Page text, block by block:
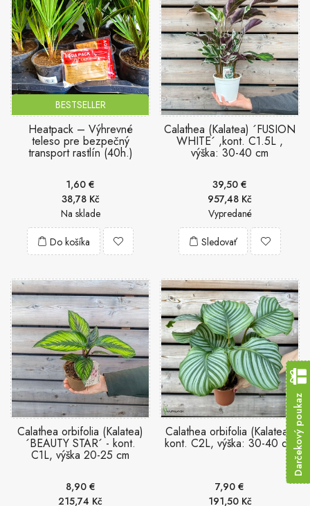
Darčekový poukaz
BESTSELLER
Heatpack – Výhrevné
teleso pre bezpečný
transport rastlín (40h.)
1,60 €
38,78 Kč
Na sklade
Do košíka
Calathea (Kalatea) ´FUSION
WHITE´ ,kont. C1.5L ,
výška: 30-40 cm
39,50 €
957,48 Kč
Vypredané
Sledovať
Calathea orbifolia (Kalatea)
´BEAUTY STAR´ - kont.
C1L, výška 20-25 cm
8,90 €
215,74 Kč
Calathea orbifolia (Kalatea),
kont. C2L, výška: 30-40 cm
7,90 €
191,50 Kč